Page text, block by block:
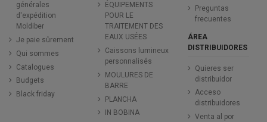
générales
d'expédition
Moldiber
Je paie sûrement
Qui sommes
Catalogues
Budgets
Black friday
ÉQUIPEMENTS
POUR LE
TRAITEMENT DES
EAUX USÉES
Caissons lumineux
personnalisés
MOULURES DE
BARRE
PLANCHA
IN BOBINA
Preguntas
frecuentes
ÁREA
DISTRIBUIDORES
Quieres ser
distribuidor
Acceso
distribuidores
Venta al por